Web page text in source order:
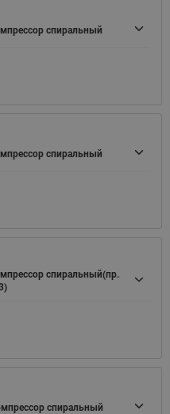
спиральный
спиральный
спиральный(пр.
спиральный